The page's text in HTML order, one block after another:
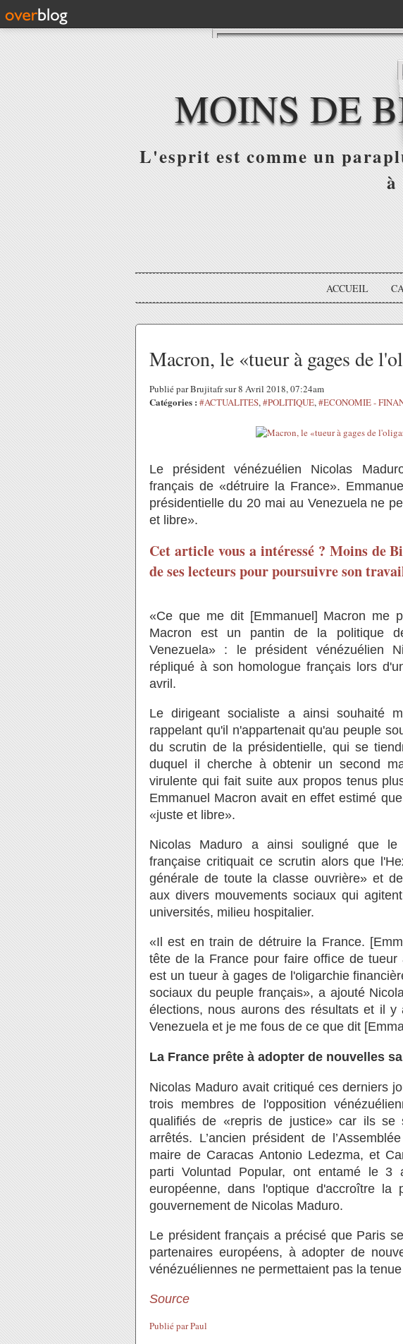
MOINS DE
L'esprit est comme un
à
ACCUEIL
Macron, le «tueur à gages de
Publié par Brujitafr sur 8 Avril 2018, 07:24am
Catégories : #ACTUALITES,#POLITIQUE,#ECONOMIE -
Le président vénézuélien Nicolas
français de «détruire la France».
présidentielle du 20 mai au Venezuela ne
et libre».
Cet article vous a intéressé ? Moins de
de ses lecteurs pour poursuivre son
«Ce que me dit [Emmanuel] Macron me
Macron est un pantin de la politique
Venezuela» : le président vénézuélien
répliqué à son homologue français lors
avril.
Le dirigeant socialiste a ainsi souhaité
rappelant qu'il n'appartenait qu'au peuple
du scrutin de la présidentielle, qui se
duquel il cherche à obtenir un second
virulente qui fait suite aux propos tenus
Emmanuel Macron avait en effet estimé
«juste et libre».
Nicolas Maduro a ainsi souligné que
française critiquait ce scrutin alors que
générale de toute la classe ouvrière» et
aux divers mouvements sociaux qui
universités, milieu hospitalier.
«Il est en train de détruire la France.
tête de la France pour faire office de tueur
est un tueur à gages de l'oligarchie
sociaux du peuple français», a ajouté
élections, nous aurons des résultats et il y
Venezuela et je me fous de ce que dit
La France prête à adopter de nouvelles
Nicolas Maduro avait critiqué ces derniers
trois membres de l'opposition
qualifiés de «repris de justice» car ils se
arrêtés. L’ancien président de
maire de Caracas Antonio Ledezma, et
parti Voluntad Popular, ont entamé le 3
européenne, dans l'optique d'accroître la
gouvernement de Nicolas Maduro.
Le président français a précisé que Paris
partenaires européens, à adopter de
vénézuéliennes ne permettaient pas la
Source
Publié parPaul